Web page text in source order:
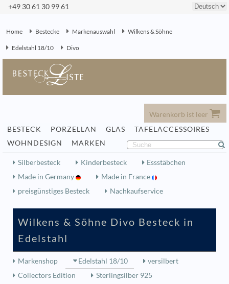
+49 30 61 30 99 61
Home Bestecke Markenauswahl Wilkens & Söhne
Edelstahl 18/10 Divo
Warenkorb ist leer
BESTECK
PORZELLAN GLAS
TAFELACCESSOIRES
WOHNDESIGN
MARKEN
Silberbesteck Kinderbesteck
Essstäbchen
Made in Germany
Made in France
preisgünstiges Besteck
Nachkaufservice
Wilkens & Söhne Divo Besteck in
Edelstahl
Markenshop Edelstahl 18/10
versilbert
Collectors Edition
Sterlingsilber 925